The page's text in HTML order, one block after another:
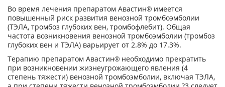
Во время лечения препаратом Авастин® имеется
повышенный риск развития венозной тромбоэмболии
(ТЭЛА, тромбоз глубоких вен, тромбофлебит). Общая
частота возникновения венозной тромбоэмболии (тромбоз
глубоких вен и ТЭЛА) варьирует от 2.8% до 17.3%.
Терапию препаратом Авастин® необходимо прекратить
при возникновении жизнеугрожающего явления (4
степень тяжести) венозной тромбоэмболии, включая ТЭЛА,